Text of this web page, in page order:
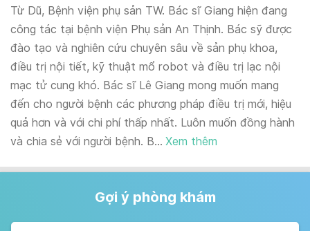
Từ Dũ, Bệnh viện phụ sản TW. Bác sĩ Giang hiện đang
công tác tại bệnh viện Phụ sản An Thịnh. Bác sỹ được
đào tạo và nghiên cứu chuyên sâu về sản phụ khoa,
điều trị nội tiết, kỹ thuật mổ robot và điều trị lạc nội
mạc tử cung khó. Bác sĩ Lê Giang mong muốn mang
đến cho người bệnh các phương pháp điều trị mới, hiệu
quả hơn và với chi phí thấp nhất. Luôn muốn đồng hành
và chia sẻ với người bệnh. B... Xem thêm
Gợi ý phòng khám